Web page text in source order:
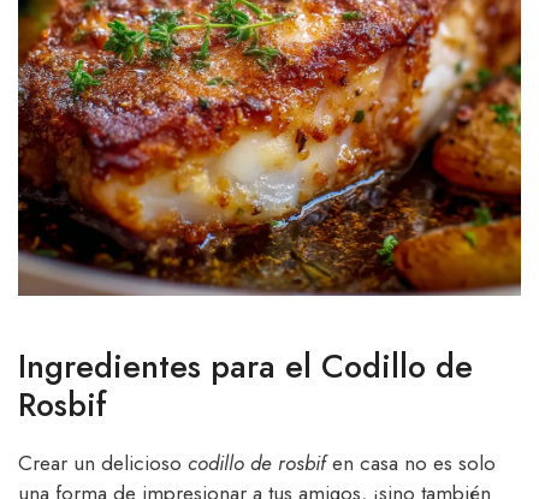
Ingredientes para el Codillo de
Rosbif
Crear un delicioso codillo de rosbifen casa no es solo
una forma de impresionar a tus amigos, ¡sino también